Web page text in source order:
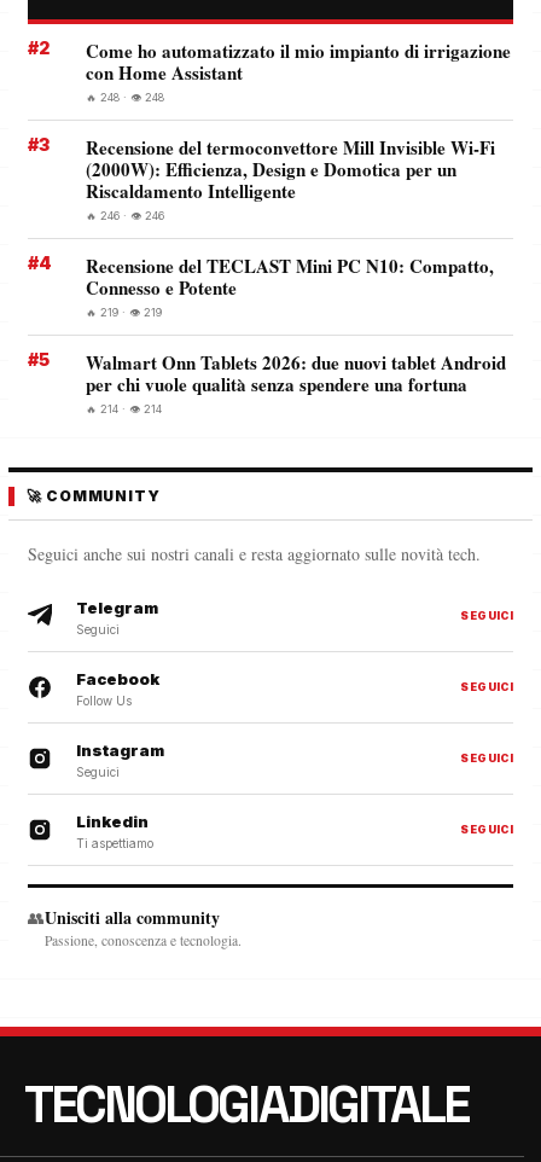
#2
Come ho automatizzato il mio impianto di irrigazione
con Home Assistant
🔥 248 · 👁️ 248
#3
Recensione del termoconvettore Mill Invisible Wi-Fi
(2000W): Efficienza, Design e Domotica per un
Riscaldamento Intelligente
🔥 246 · 👁️ 246
#4
Recensione del TECLAST Mini PC N10: Compatto,
Connesso e Potente
🔥 219 · 👁️ 219
#5
Walmart Onn Tablets 2026: due nuovi tablet Android
per chi vuole qualità senza spendere una fortuna
🔥 214 · 👁️ 214
🚀 COMMUNITY
Seguici anche sui nostri canali e resta aggiornato sulle novità tech.
Telegram
Seguici
SEGUICI
Facebook
Follow Us
SEGUICI
Instagram
Seguici
SEGUICI
Linkedin
Ti aspettiamo
SEGUICI
👥Unisciti alla community
Passione, conoscenza e tecnologia.